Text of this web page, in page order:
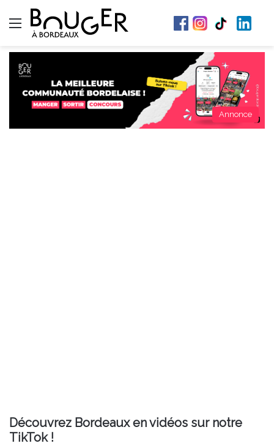
Menu
Annonce
Découvrez Bordeaux en vidéos sur notre
TikTok !